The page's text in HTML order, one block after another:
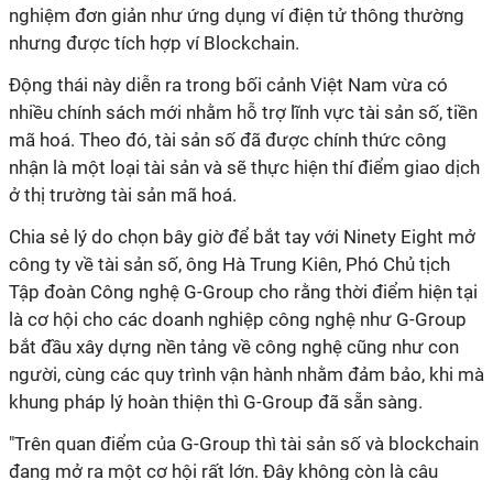
nghiệm đơn giản như ứng dụng ví điện tử thông thường
nhưng được tích hợp ví Blockchain.
Động thái này diễn ra trong bối cảnh Việt Nam vừa có
nhiều chính sách mới nhằm hỗ trợ lĩnh vực tài sản số, tiền
mã hoá. Theo đó, tài sản số đã được chính thức công
nhận là một loại tài sản và sẽ thực hiện thí điểm giao dịch
ở thị trường tài sản mã hoá.
Chia sẻ lý do chọn bây giờ để bắt tay với Ninety Eight mở
công ty về tài sản số, ông Hà Trung Kiên, Phó Chủ tịch
Tập đoàn Công nghệ G-Group cho rằng thời điểm hiện tại
là cơ hội cho các doanh nghiệp công nghệ như G-Group
bắt đầu xây dựng nền tảng về công nghệ cũng như con
người, cùng các quy trình vận hành nhằm đảm bảo, khi mà
khung pháp lý hoàn thiện thì G-Group đã sẵn sàng.
"Trên quan điểm của G-Group thì tài sản số và blockchain
đang mở ra một cơ hội rất lớn. Đây không còn là câu